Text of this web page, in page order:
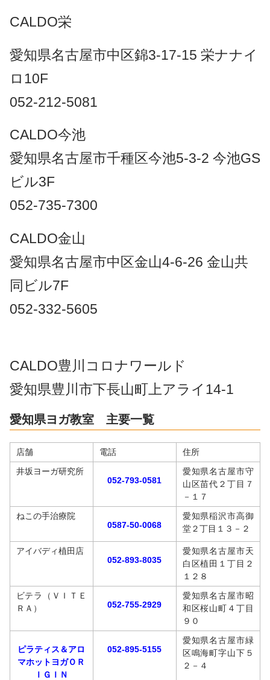
CALDO栄
愛知県名古屋市中区錦3-17-15 栄ナナイ
ロ10F
052-212-5081
CALDO今池
愛知県名古屋市千種区今池5-3-2 今池GS
ビル3F
052-735-7300
CALDO金山
愛知県名古屋市中区金山4-6-26 金山共
同ビル7F
052-332-5605
CALDO豊川コロナワールド
愛知県豊川市下長山町上アライ14-1
愛知県ヨガ教室 主要一覧
店舗 電話
住所
井坂ヨーガ研究所
052-793-0581
愛知県名古屋市守
山区苗代２丁目７
－１７
ねこの手治療院
0587-50-0068
愛知県稲沢市高御
堂２丁目１３－２
アイバディ植田店
052-893-8035
愛知県名古屋市天
白区植田１丁目２
１２８
ビテラ（ＶＩＴＥ
ＲＡ）
052-755-2929
愛知県名古屋市昭
和区桜山町４丁目
９０
ピラティス＆アロ
マホットヨガＯＲ
ＩＧＩＮ
052-895-5155
愛知県名古屋市緑
区鳴海町字山下５
２－４